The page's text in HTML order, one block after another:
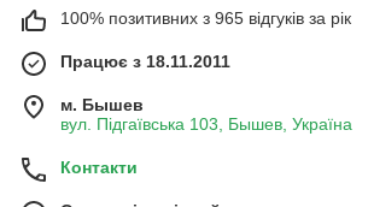
100% позитивних з 965 відгуків за рік
Працює з 18.11.2011
м. Бышев
вул. Підгаївська 103, Бышев, Україна
Контакти